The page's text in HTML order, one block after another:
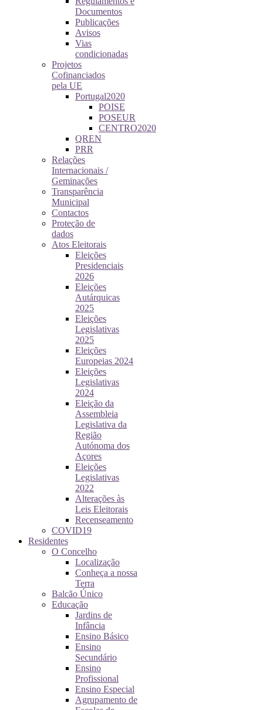
Documentos
Publicações
Avisos
Vias
condicionadas
Projetos
Cofinanciados
pela UE
Portugal2020
POISE
POSEUR
CENTRO2020
QREN
PRR
Relações
Internacionais /
Geminações
Transparência
Municipal
Contactos
Proteção de
dados
Atos Eleitorais
Eleições
Presidenciais
2026
Eleições
Autárquicas
2025
Eleições
Legislativas
2025
Eleições
Europeias 2024
Eleições
Legislativas
2024
Eleição da
Assembleia
Legislativa da
Região
Autónoma dos
Açores
Eleições
Legislativas
2022
Alterações às
Leis Eleitorais
Recenseamento
COVID19
Residentes
O Concelho
Localização
Conheça a nossa
Terra
Balcão Único
Educação
Jardins de
Infância
Ensino Básico
Ensino
Secundário
Ensino
Profissional
Ensino Especial
Agrupamento de